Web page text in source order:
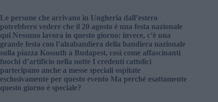
Le persone che arrivano in Ungheria dall’estero
potrebbero vedere che il 20 agosto è una festa nazionale
qui Nessuno lavora in questo giorno: invece, c’è una
grande festa con l’alzabandiera della bandiera nazionale
sulla piazza Kossuth a Budapest, così come affascinanti
fuochi d’artificio nella notte I credenti cattolici
partecipano anche a messe speciali ospitate
esclusivamente per questo evento Ma perché esattamente
questo giorno è speciale?